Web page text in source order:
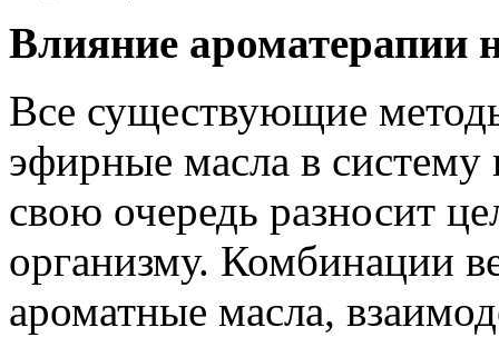
Влияние ароматерапии
Все существующие
эфирные масла в
свою очередь разносит
организму. Комбинации
ароматные масла,